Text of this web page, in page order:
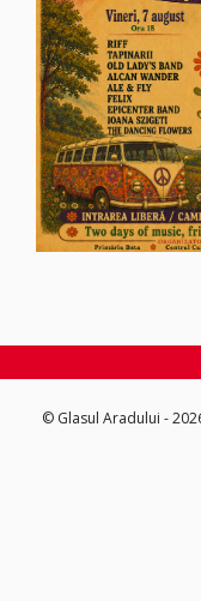
© Glasul Aradului -